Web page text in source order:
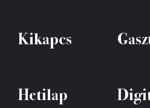
Kikapcs
Hetilap